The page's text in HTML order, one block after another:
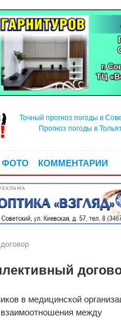
Точный прогноз погоды в
Прогноз погоды в
ФОТО КОММЕНТАРИИ
РЕКЛАМА
в медицинской
между